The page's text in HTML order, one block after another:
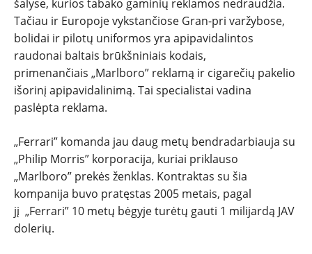
šalyse, kurios tabako gaminių reklamos nedraudžia.
Tačiau ir Europoje vykstančiose Gran-pri varžybose,
bolidai ir pilotų uniformos yra apipavidalintos
raudonai baltais brūkšniniais kodais,
primenančiais „Marlboro” reklamą ir cigarečių pakelio
išorinį apipavidalinimą. Tai specialistai vadina
paslėpta reklama.
„Ferrari” komanda jau daug metų bendradarbiauja su
„Philip Morris” korporacija, kuriai priklauso
„Marlboro” prekės ženklas. Kontraktas su šia
kompanija buvo pratęstas 2005 metais, pagal
jį „Ferrari” 10 metų bėgyje turėtų gauti 1 milijardą JAV
dolerių.